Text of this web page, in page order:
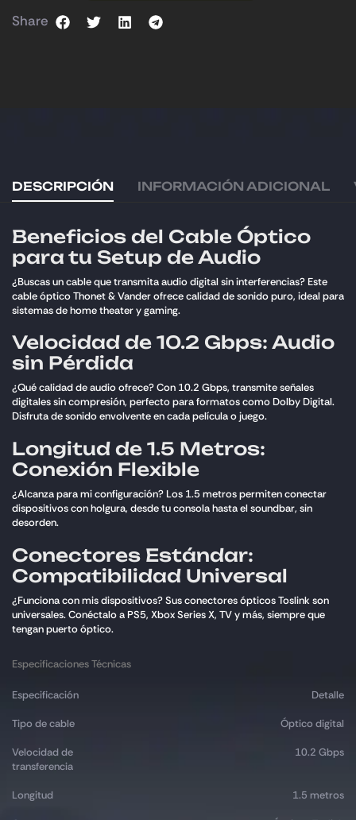
Share
DESCRIPCIÓN INFORMACIÓN ADICIONAL
Beneficios del Cable Óptico
para tu Setup de Audio
¿Buscas un cable que transmita audio digital sin interferencias? Este
cable óptico Thonet & Vander ofrece calidad de sonido puro, ideal para
sistemas de home theater y gaming.
Velocidad de 10.2 Gbps: Audio
sin Pérdida
¿Qué calidad de audio ofrece? Con 10.2 Gbps, transmite señales
digitales sin compresión, perfecto para formatos como Dolby Digital.
Disfruta de sonido envolvente en cada película o juego.
Longitud de 1.5 Metros:
Conexión Flexible
¿Alcanza para mi configuración? Los 1.5 metros permiten conectar
dispositivos con holgura, desde tu consola hasta el soundbar, sin
desorden.
Conectores Estándar:
Compatibilidad Universal
¿Funciona con mis dispositivos? Sus conectores ópticos Toslink son
universales. Conéctalo a PS5, Xbox Series X, TV y más, siempre que
tengan puerto óptico.
Especificaciones Técnicas
Especificación Detalle
Tipo de cable Óptico digital
Velocidad de
transferencia
10.2 Gbps
Longitud 1.5 metros